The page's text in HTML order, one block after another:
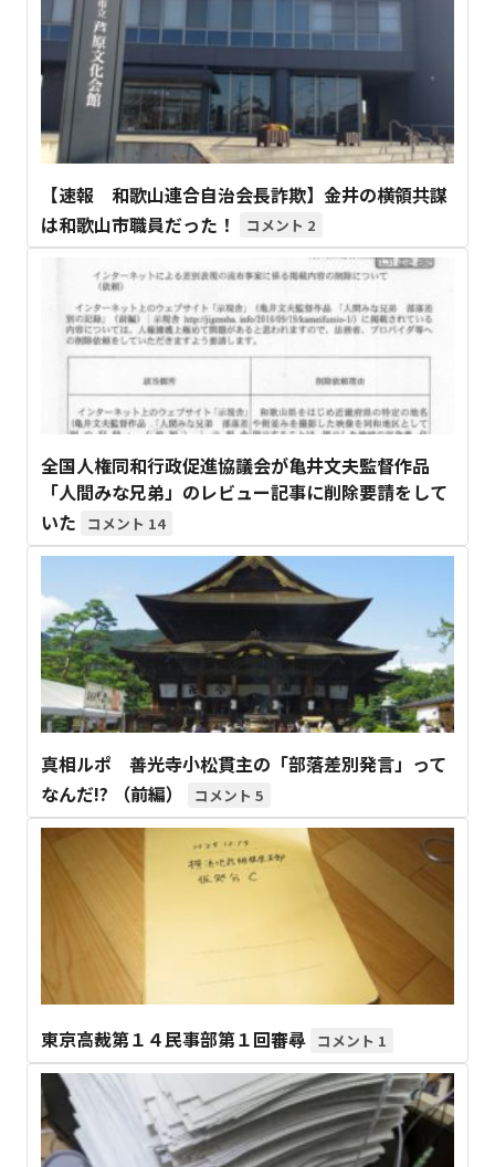
【速報 和歌山連合自治会長詐欺】金井の横領共謀
は和歌山市職員だった！
2
全国人権同和行政促進協議会が亀井文夫監督作品
「人間みな兄弟」のレビュー記事に削除要請をして
いた
14
真相ルポ 善光寺小松貫主の「部落差別発言」って
なんだ!? （前編）
5
東京高裁第１４民事部第１回審尋 1